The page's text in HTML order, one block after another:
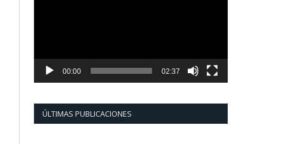
00:00 02:37
ÚLTIMAS PUBLICACIONES